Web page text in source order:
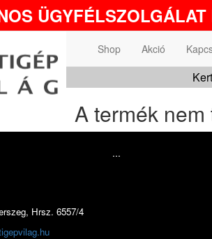
Shop Akció
A termék
Hrsz. 6557/4
...